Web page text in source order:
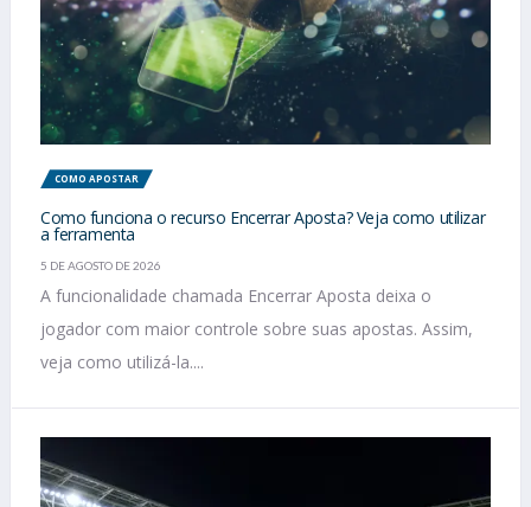
COMO APOSTAR
Como funciona o recurso Encerrar Aposta? Veja como utilizar
a ferramenta
5 DE AGOSTO DE 2026
A funcionalidade chamada Encerrar Aposta deixa o
jogador com maior controle sobre suas apostas. Assim,
veja como utilizá-la....